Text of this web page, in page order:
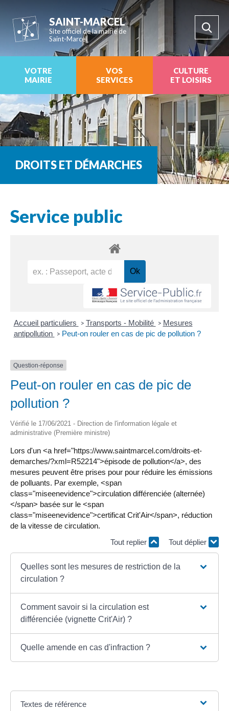
SAINT-MARCEL
Site officiel de la mairie de
Saint-Marcel
VOTRE
MAIRIE
VOS
SERVICES
CULTURE
ET LOISIRS
DROITS ET DÉMARCHES
Service public
Accueil particuliers > Transports - Mobilité > Mesures
antipollution > Peut-on rouler en cas de pic de pollution ?
Question-réponse
Peut-on rouler en cas de pic de
pollution ?
Vérifié le 17/06/2021 - Direction de l'information légale et
administrative (Première ministre)
Lors d'un <a href="https://www.saintmarcel.com/droits-et-
demarches/?xml=R52214">épisode de pollution</a>, des
mesures peuvent être prises pour pour réduire les émissions
de polluants. Par exemple, <span
class="miseenevidence">circulation différenciée (alternée)
</span> basée sur le <span
class="miseenevidence">certificat Crit'Air</span>, réduction
de la vitesse de circulation.
Tout replier
Tout déplier
Quelles sont les mesures de restriction de la
circulation ?
Comment savoir si la circulation est
différenciée (vignette Crit'Air) ?
Quelle amende en cas d'infraction ?
Textes de référence